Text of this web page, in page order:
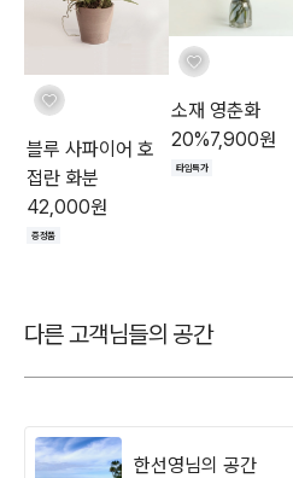
블루 사파이어 호
접란 화분
42,000원
증정품
소재 영춘화
20%7,900원
타임특가
다른 고객님들의 공간
한선영님의 공간